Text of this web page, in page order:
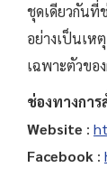
ชุดเดียวกันที่
อย่างเป็นเห
เฉพาะตัวขอ
ช่องทางกา
Website :
Facebook :